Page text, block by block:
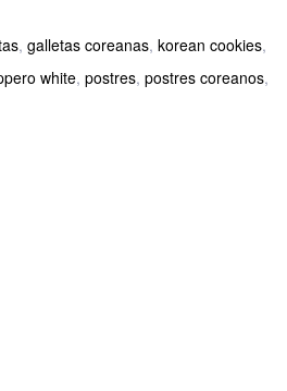
, galletas coreanas, korean cookies,
white, postres, postres coreanos,